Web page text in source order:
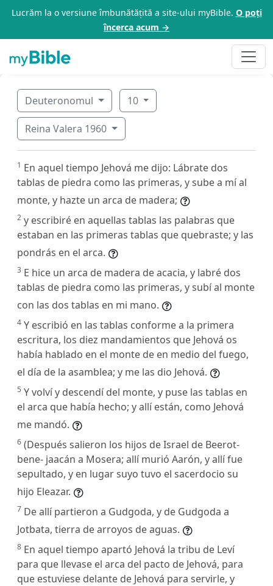
Lucrăm la o versiune îmbunătățită a site-ului myBible. O poți
încerca acum →
Deuteronomul 10
Reina Valera 1960
1 En aquel tiempo Jehová me dijo: Lábrate dos
tablas de piedra como las primeras, y sube a mí al
monte, y hazte un arca de madera;
2 y escribiré en aquellas tablas las palabras que
estaban en las primeras tablas que quebraste; y las
pondrás en el arca.
3 E hice un arca de madera de acacia, y labré dos
tablas de piedra como las primeras, y subí al monte
con las dos tablas en mi mano.
4 Y escribió en las tablas conforme a la primera
escritura, los diez mandamientos que Jehová os
había hablado en el monte de en medio del fuego,
el día de la asamblea; y me las dio Jehová.
5 Y volví y descendí del monte, y puse las tablas en
el arca que había hecho; y allí están, como Jehová
me mandó.
6 (Después salieron los hijos de Israel de Beerot-
bene- jaacán a Mosera; allí murió Aarón, y allí fue
sepultado, y en lugar suyo tuvo el sacerdocio su
hijo Eleazar.
7 De allí partieron a Gudgoda, y de Gudgoda a
Jotbata, tierra de arroyos de aguas.
8 En aquel tiempo apartó Jehová la tribu de Leví
para que llevase el arca del pacto de Jehová, para
que estuviese delante de Jehová para servirle, y